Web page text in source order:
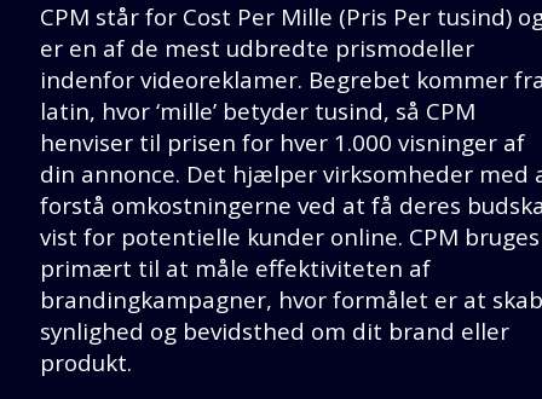
CPM står for Cost Per Mille (Pris Per tusind)
er en af de mest udbredte prismodeller
indenfor videoreklamer. Begrebet kommer
latin, hvor ‘mille’ betyder tusind, så CPM
henviser til prisen for hver 1.000 visninger af
din annonce. Det hjælper virksomheder med
forstå omkostningerne ved at få deres
vist for potentielle kunder online. CPM bruges
primært til at måle effektiviteten af
brandingkampagner, hvor formålet er at
synlighed og bevidsthed om dit brand eller
produkt.